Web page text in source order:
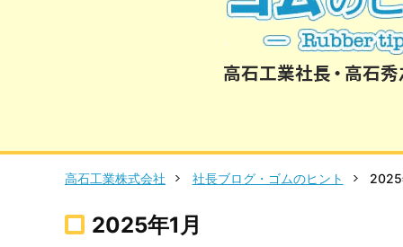
高石工業株式会社 社長ブログ・ゴムのヒント 2025
2025年1月